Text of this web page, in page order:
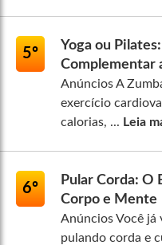
5º
Yoga ou
Complementar
Anúncios A
exercício
calorias, ... Leia
6º
Pular Corda: O
Corpo e Mente
Anúncios Você já
pulando corda e